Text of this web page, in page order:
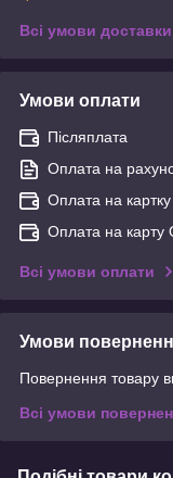
Всі умови доставки
Умови оплати
Післяплата
Оплата на
Оплата на
Оплата на
Всі умови оплати
Умови
Повернення товару
Всі умови